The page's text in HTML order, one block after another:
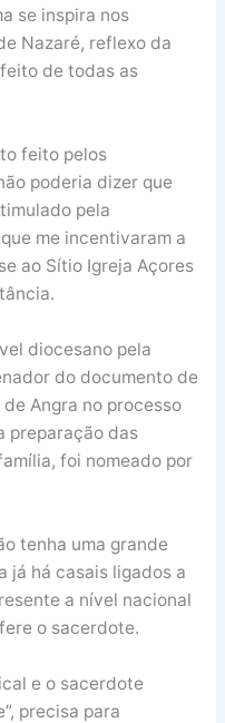
se inspira nos
Nazaré, reflexo da
de todas as
feito pelos
poderia dizer que
pela
me incentivaram a
ao Sítio Igreja Açores
diocesano pela
do documento de
Angra no processo
preparação das
foi nomeado por
tenha uma grande
já há casais ligados a
a nível nacional
o sacerdote.
e o sacerdote
precisa para